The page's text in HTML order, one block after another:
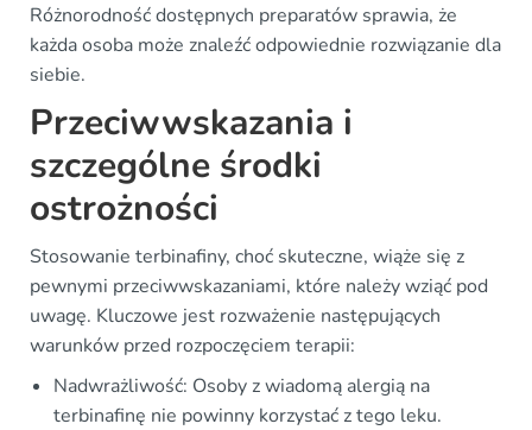
Różnorodność dostępnych preparatów sprawia, że
każda osoba może znaleźć odpowiednie rozwiązanie dla
siebie.
Przeciwwskazania i
szczególne środki
ostrożności
Stosowanie terbinafiny, choć skuteczne, wiąże się z
pewnymi przeciwwskazaniami, które należy wziąć pod
uwagę. Kluczowe jest rozważenie następujących
warunków przed rozpoczęciem terapii:
Nadwrażliwość: Osoby z wiadomą alergią na
terbinafinę nie powinny korzystać z tego leku.